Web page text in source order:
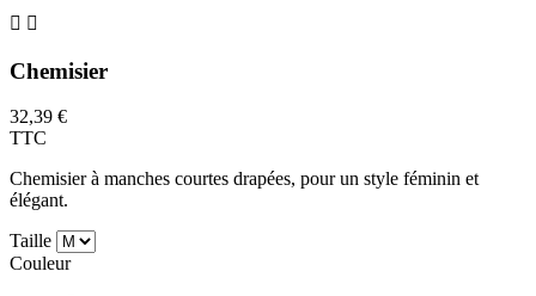
 
Chemisier
32,39 €
TTC
Chemisier à manches courtes drapées, pour un style féminin et
élégant.
Taille
Couleur